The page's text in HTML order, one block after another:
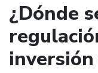
¿Dónde